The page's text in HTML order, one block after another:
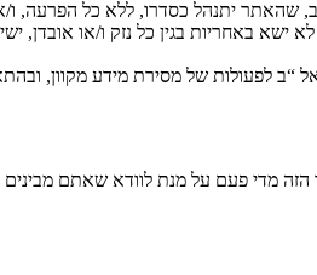
שהאתר יתנהל כסדרו, ללא כל הפרעה, ו/
באחריות בגין כל נזק ו/או אובדן,
לפעולות של מסירת מידע מקוון,
פעם על מנת לוודא שאתם מבינים כל